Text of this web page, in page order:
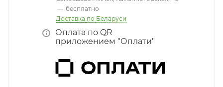
— бесплатно
Доставка по Беларуси
Оплата по QR
приложением "Оплати"